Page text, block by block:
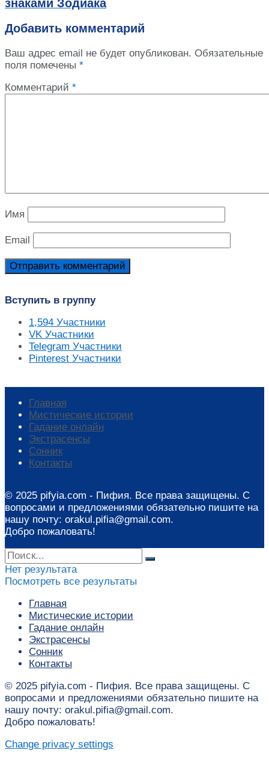
знаками Зодиака
Добавить комментарий
Ваш адрес email не будет опубликован. Обязательные
поля помечены *
Комментарий *
Имя
Email
Вступить в группу
1,594 Участники
VK Участники
Telegram Участники
Pinterest Участники
Главная
Мистические истории
Гадание онлайн
Экстрасенсы
Сонник
Контакты
© 2025 pifyia.com - Пифия. Все права защищены. С
вопросами и предложениями обязательно пишите на
нашу почту: orakul.pifia@gmail.com.
Добро пожаловать!
Нет результата
Посмотреть все результаты
Главная
Мистические истории
Гадание онлайн
Экстрасенсы
Сонник
Контакты
© 2025 pifyia.com - Пифия. Все права защищены. С
вопросами и предложениями обязательно пишите на
нашу почту: orakul.pifia@gmail.com.
Добро пожаловать!
Change privacy settings